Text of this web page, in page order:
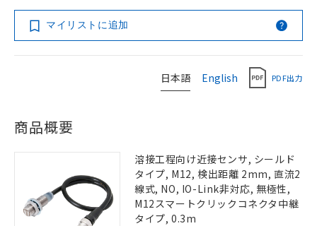
マイリストに追加
日本語 English PDF出力
商品概要
溶接工程向け近接センサ, シールド
タイプ, M12, 検出距離 2mm, 直流2
線式, NO, IO-Link非対応, 無極性,
M12スマートクリックコネクタ中継
タイプ, 0.3m